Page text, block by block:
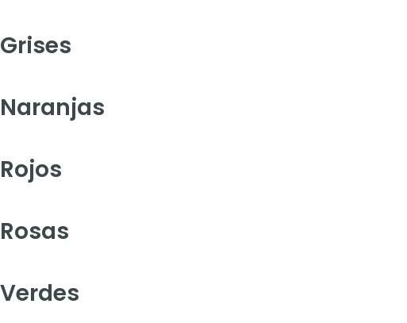
Grises
Naranjas
Rojos
Rosas
Verdes